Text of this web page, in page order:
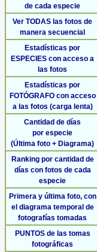
de cada especie
Ver TODAS las fotos de
manera secuencial
Estadísticas por
ESPECIES con acceso a
las fotos
Estadísticas por
FOTÓGRAFO con acceso
a las fotos (carga lenta)
Cantidad de días
por especie
(Última foto + Diagrama)
Ranking por cantidad de
días con fotos de cada
especie
Primera y última foto, con
el diagrama temporal de
fotografías tomadas
PUNTOS de las tomas
fotográficas